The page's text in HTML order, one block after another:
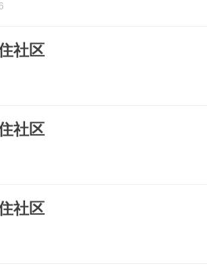
社区
社区
社区